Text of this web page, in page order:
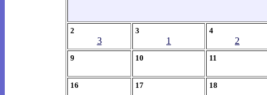
2
3
3
1
4
2
9 10 11
16 17 18